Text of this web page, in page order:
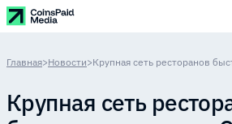
Главная>Новости>
Крупная сеть